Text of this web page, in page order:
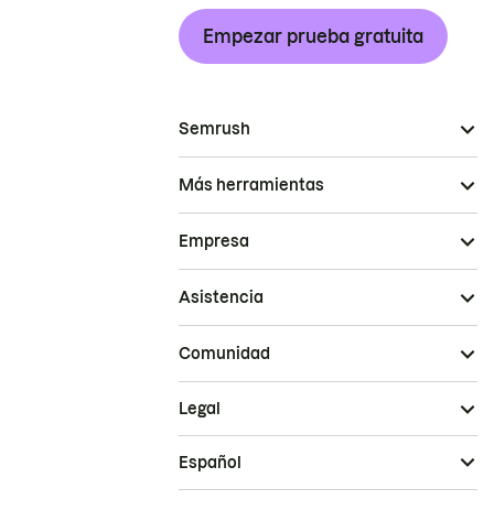
Empezar prueba gratuita
Semrush
Más herramientas
Empresa
Asistencia
Comunidad
Legal
Español